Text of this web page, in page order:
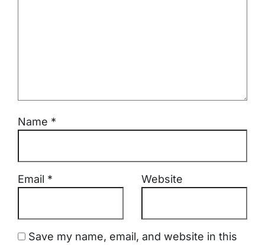
Name *
Email * Website
Save my name, email, and website in this